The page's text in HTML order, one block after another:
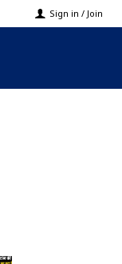
Sign in / Join